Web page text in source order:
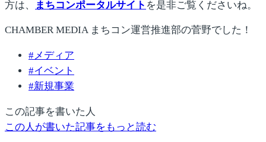
方は、
まちコンポータルサイト を是非ご覧くださいね。
CHAMBER MEDIA まちコン運営推進部の菅野でした！
#メディア
#イベント
#新規事業
この記事を書いた人
この人が書いた記事をもっと読む